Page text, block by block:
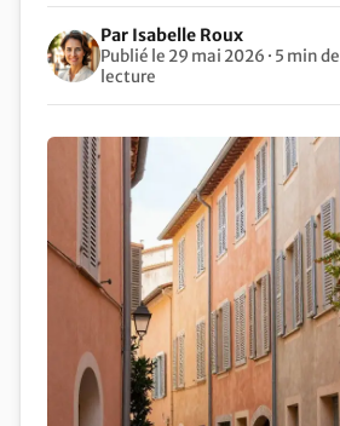
Par Isabelle Roux
Publié le 29 mai 2026 · 5 min de
lecture